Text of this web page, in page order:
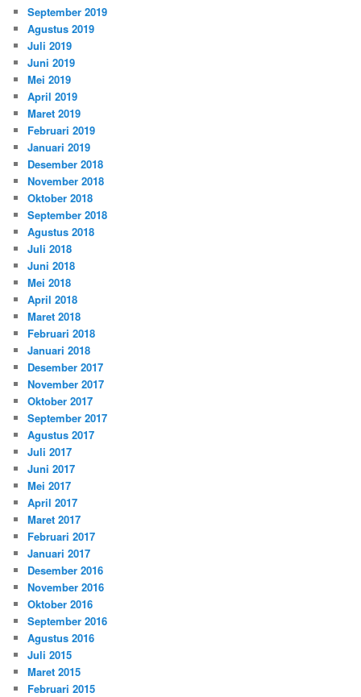
September 2019
Agustus 2019
Juli 2019
Juni 2019
Mei 2019
April 2019
Maret 2019
Februari 2019
Januari 2019
Desember 2018
November 2018
Oktober 2018
September 2018
Agustus 2018
Juli 2018
Juni 2018
Mei 2018
April 2018
Maret 2018
Februari 2018
Januari 2018
Desember 2017
November 2017
Oktober 2017
September 2017
Agustus 2017
Juli 2017
Juni 2017
Mei 2017
April 2017
Maret 2017
Februari 2017
Januari 2017
Desember 2016
November 2016
Oktober 2016
September 2016
Agustus 2016
Juli 2015
Maret 2015
Februari 2015